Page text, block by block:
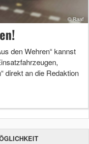
den Wehren“ kannst
direkt an die Redaktion